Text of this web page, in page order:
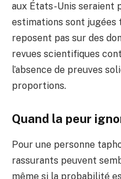
aux États-Unis seraient
estimations sont jugées
reposent pas sur des
revues scientifiques
l’absence de preuves
proportions.
Quand la peur
Pour une personne
rassurants peuvent
même si la probabilité